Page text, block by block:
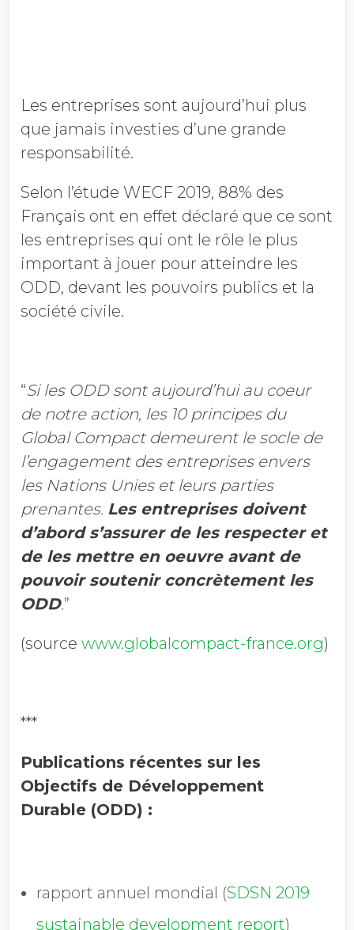
Les entreprises sont aujourd’hui plus
que jamais investies d’une grande
responsabilité.
Selon l’étude WECF 2019, 88% des
Français ont en effet déclaré que ce sont
les entreprises qui ont le rôle le plus
important à jouer pour atteindre les
ODD, devant les pouvoirs publics et la
société civile.
“Si les ODD sont aujourd’hui au coeur
de notre action, les 10 principes du
Global Compact demeurent le socle de
l’engagement des entreprises envers
les Nations Unies et leurs parties
prenantes. Les entreprises doivent
d’abord s’assurer de les respecter et
de les mettre en oeuvre avant de
pouvoir soutenir concrètement les
ODD.”
(source www.globalcompact-france.org)
***
Publications récentes sur les
Objectifs de Développement
Durable (ODD) :
rapport annuel mondial (SDSN 2019
sustainable development report)